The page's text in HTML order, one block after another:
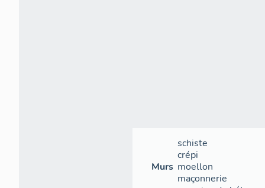
Murs
schiste
crépi
moellon
maçonnerie